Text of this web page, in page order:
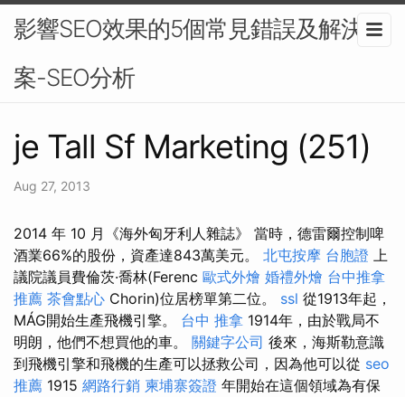
影響SEO效果的5個常見錯誤及解決方
案-SEO分析
je Tall Sf Marketing (251)
Aug 27, 2013
2014 年 10 月《海外匈牙利人雜誌》 當時，德雷爾控制啤
酒業66%的股份，資產達843萬美元。 北屯按摩 台胞證 上
議院議員費倫茨·喬林(Ferenc 歐式外燴 婚禮外燴 台中推拿
推薦 茶會點心 Chorin)位居榜單第二位。 ssl 從1913年起，
MÁG開始生產飛機引擎。 台中 推拿 1914年，由於戰局不
明朗，他們不想買他的車。 關鍵字公司 後來，海斯勒意識
到飛機引擎和飛機的生產可以拯救公司，因為他可以從 seo
推薦 1915 網路行銷 柬埔寨簽證 年開始在這個領域為有保